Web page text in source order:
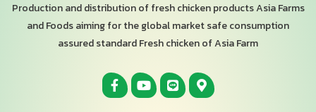
Production and distribution of fresh chicken products Asia Farms
and Foods aiming for the global market safe consumption
assured standard Fresh chicken of Asia Farm